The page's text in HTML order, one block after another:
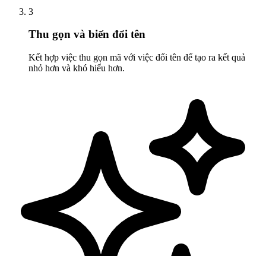
3
Thu gọn và biến đổi tên
Kết hợp việc thu gọn mã với việc đổi tên để tạo ra kết quả
nhỏ hơn và khó hiểu hơn.